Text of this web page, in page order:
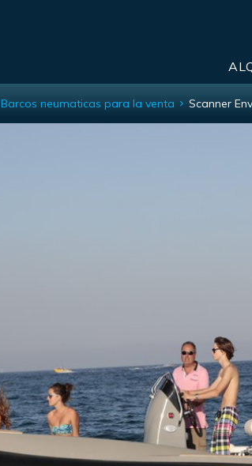
Barcos neumaticas para la venta Scanner